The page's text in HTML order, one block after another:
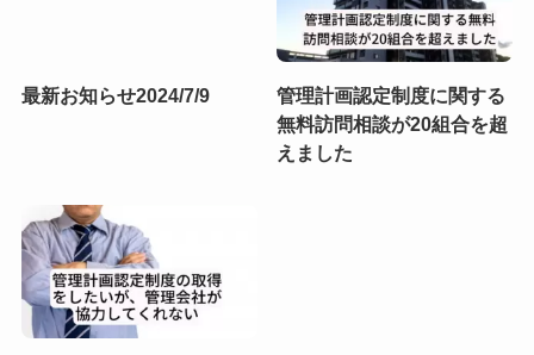
最新お知らせ2024/7/9
管理計画認定制度に関する
無料訪問相談が20組合を超
えました